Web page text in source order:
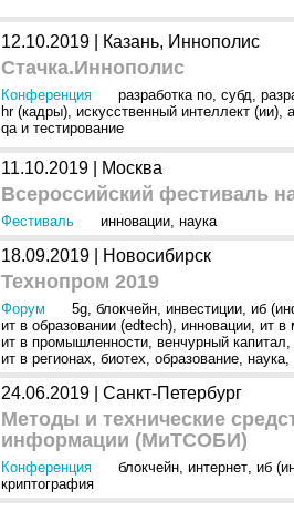
12.10.2019 | Казань, Иннополис
Стачка.Иннополис
Конференция разработка по, субд,
hr (кадры), искусственный интеллект (ии),
qa и тестирование
11.10.2019 | Москва
Всероссийский фестиваль
Фестиваль инновации, наука
18.09.2019 | Новосибирск
Технопром 2019
Форум 5g, блокчейн, инвестиции, иб
ит в образовании (edtech), инновации, ит в
ит в промышленности, венчурный капитал,
ит в регионах, биотех, образование, наука,
24.06.2019 | Санкт-Петербург
Методы и технические
информации (МиТСОБИ)
Конференция блокчейн, интернет, иб
криптография